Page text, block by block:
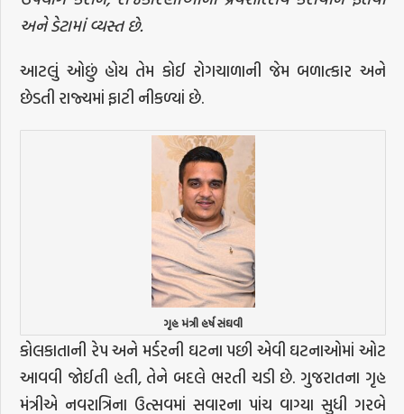
અને ડેટામાં વ્યસ્ત છે.
આટલું ઓછું હોય તેમ કોઈ રોગચાળાની જેમ બળાત્કાર અને
છેડતી રાજ્યમાં ફાટી નીકળ્યાં છે.
ગૃહ મંત્રી હર્ષ સંઘવી
કોલકાતાની રેપ અને મર્ડરની ઘટના પછી એવી ઘટનાઓમાં ઓટ
આવવી જોઈતી હતી, તેને બદલે ભરતી ચડી છે. ગુજરાતના ગૃહ
મંત્રીએ નવરાત્રિના ઉત્સવમાં સવારના પાંચ વાગ્યા સુધી ગરબે